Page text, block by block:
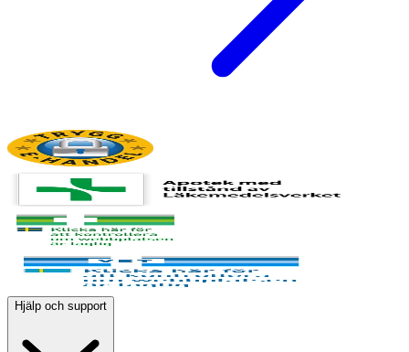
Hjälp och support